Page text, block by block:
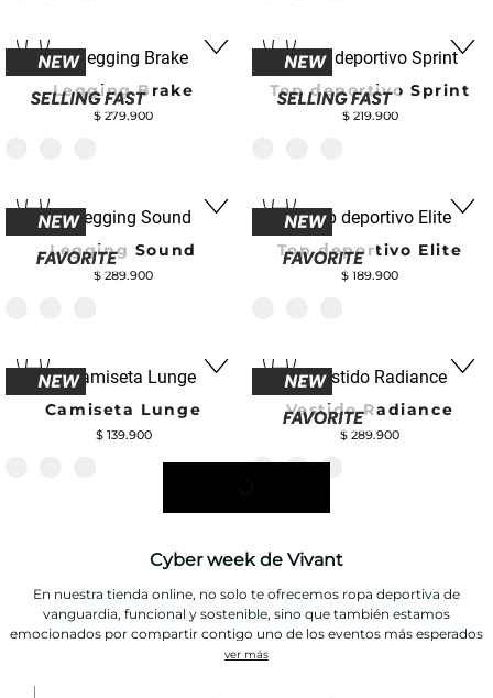
Legging Brake
$ 279.900
Top deportivo Sprint
$ 219.900
Legging Sound
$ 289.900
Top deportivo Elite
$ 189.900
Camiseta Lunge
$ 139.900
Vestido Radiance
$ 289.900
Cyber week de Vivant
En nuestra tienda online, no solo te ofrecemos ropa deportiva de
vanguardia, funcional y sostenible, sino que también estamos
emocionados por compartir contigo uno de los eventos más esperados
Cyber Week Vivant
¿Qué es el Cyber Week?
Es una jornada de descuentos especiales en donde podrás llevarte a
ver más